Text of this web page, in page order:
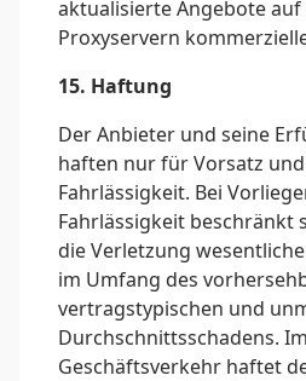
aktualisierte Angebote
Proxyservern
15. Haftung
Der Anbieter und seine
haften nur für Vorsatz
Fahrlässigkeit. Bei
Fahrlässigkeit beschränkt
die Verletzung
im Umfang des
vertragstypischen und
Durchschnittsschadens.
Geschäftsverkehr haftet